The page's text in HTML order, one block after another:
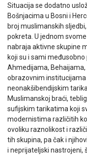
Situacija se dodatno
Bošnjacima u Bosni i
broj muslimanskih
pokreta. U jednom
nabraja aktivne skupine
koji su i sami
Ahmedijama,
obrazovnim institucijama
neonakšibendijskim
Muslimanskoj braći,
sufijskim tarikatima koji
modernistima različitih
ovoliku raznolikost i
tih skupina, pa čak i
i neprijateljski nastrojeni,